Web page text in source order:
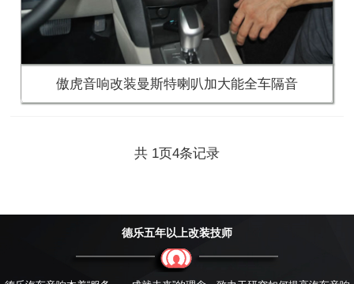
傲虎音响改装曼斯特喇叭加大能全车隔音
共 1页4条记录
德乐五年以上改装技师